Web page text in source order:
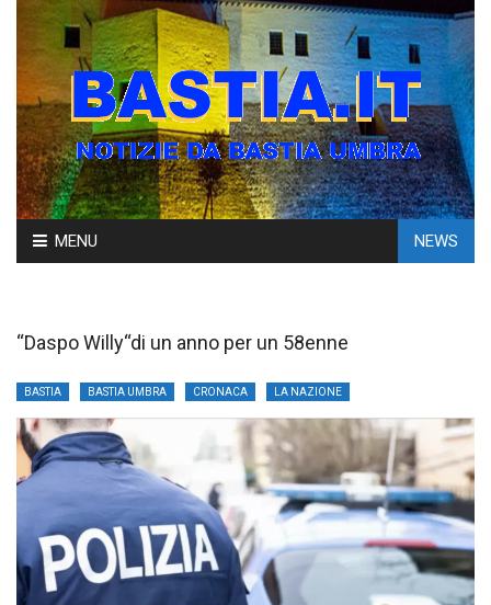
Skip
to
MENU NEWS
“Daspo Willy“di un anno per un 58enne
BASTIA BASTIA UMBRA CRONACA LA NAZIONE